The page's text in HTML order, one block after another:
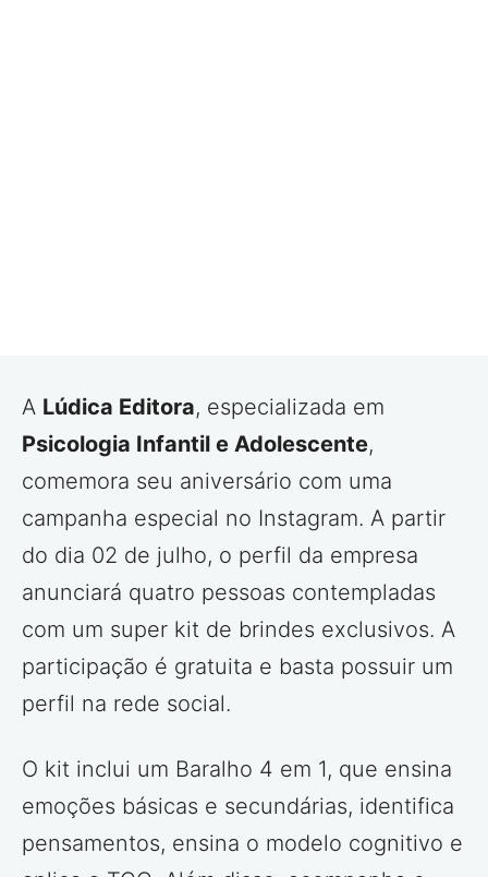
A Lúdica Editora, especializada em
Psicologia Infantil e Adolescente,
comemora seu aniversário com uma
campanha especial no Instagram. A partir
do dia 02 de julho, o perfil da empresa
anunciará quatro pessoas contempladas
com um super kit de brindes exclusivos. A
participação é gratuita e basta possuir um
perfil na rede social.
O kit inclui um Baralho 4 em 1, que ensina
emoções básicas e secundárias, identifica
pensamentos, ensina o modelo cognitivo e